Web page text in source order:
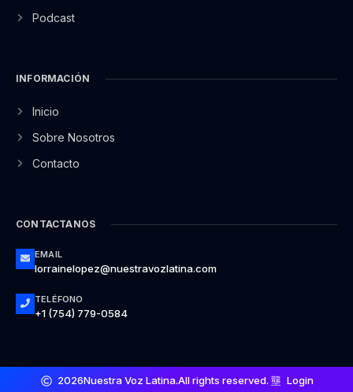
Podcast
INFORMACIÓN
Inicio
Sobre Nosotros
Contacto
CONTACTANOS
EMAIL
lorrainelopez@nuestravozlatina.com
TELÉFONO
+1 (754) 779-0584
2026Nuestra Voz Latina.All rights reserved. Login